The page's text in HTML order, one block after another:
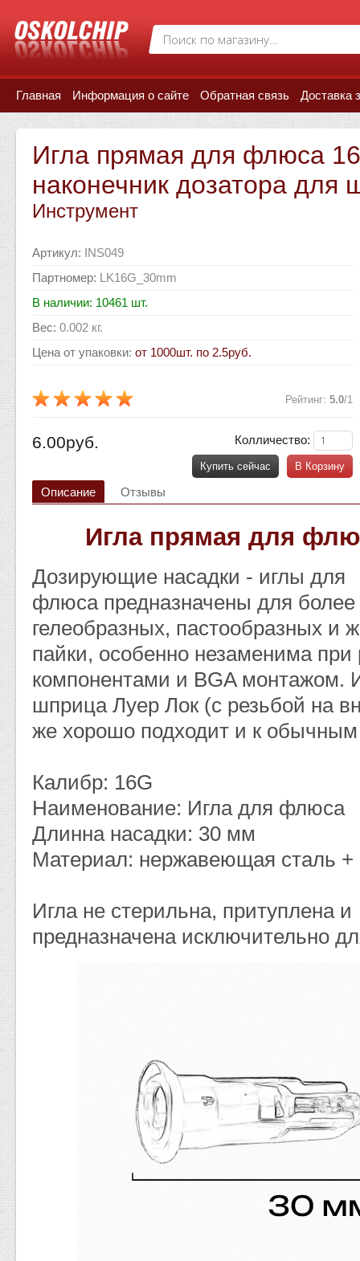
Главная Информация о сайте Обратная связь Доставка
Игла прямая для флюса
наконечник дозатора для
Инструмент
Артикул: INS049
Партномер: LK16G_30mm
В наличии: 10461 шт.
Вес: 0.002 кг.
Цена от упаковки: от 1000шт. по 2.5руб.
Рейтинг: 5.0/1
Колличество:
В Корзину
Купить сейчас
6.00руб.
Описание Отзывы
Игла прямая для
Дозирующие насадки - иглы для
флюса предназначены для более
гелеобразных, пастообразных и
пайки, особенно незаменима
компонентами и BGA монтажом.
шприца Луер Лок (с резьбой на
же хорошо подходит и к
Калибр: 16G
Наименование: Игла для флюса
Длинна насадки: 30 мм
Материал: нержавеющая сталь +
Игла не стерильна, притуплена и
предназначена исключительно